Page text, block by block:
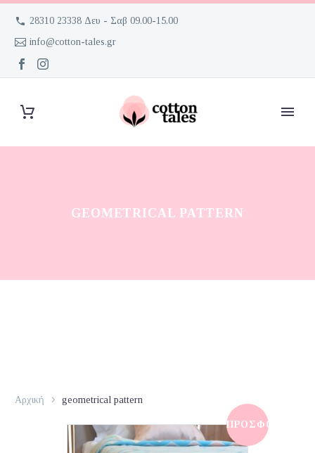
28310 23338 Δευ - Σαβ 09.00-15.00
info@cotton-tales.gr
GEOMETRICAL PATTERN
Αρχική geometrical pattern
ΠΡΟΣΦΟΡΆ!